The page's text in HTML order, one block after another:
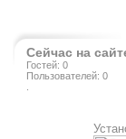
Сейчас на
Гостей: 0
Пользователей: 0